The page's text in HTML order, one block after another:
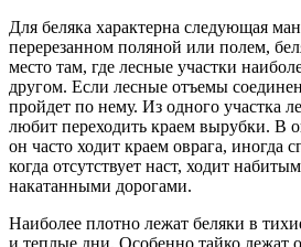
Для беляка характерна следующая
перерезанном поляной или полем,
место там, где лесные участки
другом. Если лесные отъемы
пройдет по нему. Из одного участка
любит переходить краем вырубки. В
он часто ходит краем оврага, иногда
когда отсутствует наст, ходит
накатанными дорогами.
Наиболее плотно лежат беляки в
и теплые дни. Особенно тайко лежат